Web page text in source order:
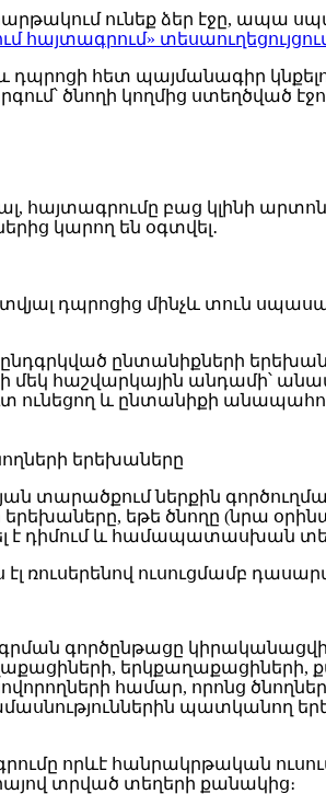
ունեք ձեր էջը, ապա
հայտագրում»
դպրոցի հետ պայմանագիր
ծնողի կողմից ստեղծված
հայտագրումը բաց կլինի
կարող են օգտվել․
դպրոցից մինչև տուն
ընտանիքների
հաշվարկային անդամի՝
ունեցող և ընտանիքի
երեխաները
տարածքում ներքին
եթե ծնողը (նրա
է դիմում և համապատասխան
ռուսերենով ուսուցմամբ
գործընթացը կիրականացվի
երկքաղաքացիների,
համար, որոնց
պատկանող
որևէ հանրակրթական
տրված տեղերի քանակից։